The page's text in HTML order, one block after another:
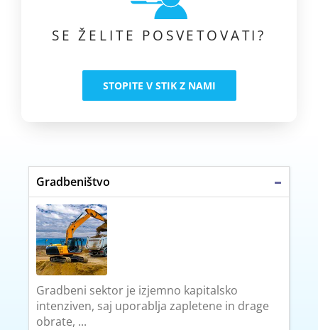
SE ŽELITE POSVETOVATI?
STOPITE V STIK Z NAMI
Gradbeništvo
Gradbeni sektor je izjemno kapitalsko
intenziven, saj uporablja zapletene in drage
obrate, ...